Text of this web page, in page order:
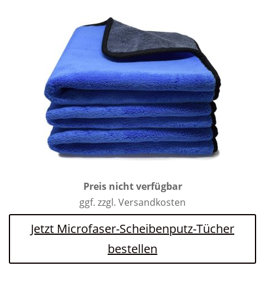
Preis nicht verfügbar
ggf. zzgl. Versandkosten
Jetzt Microfaser-Scheibenputz-Tücher
bestellen